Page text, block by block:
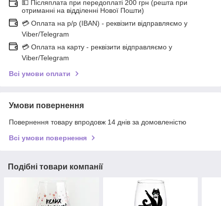
💵 Післяплата при передоплаті 200 грн (решта при
отриманні на відділенні Нової Пошти)
💳 Оплата на р/р (IBAN) - реквізити відправляємо у
Viber/Telegram
💳 Оплата на карту - реквізити відправляємо у
Viber/Telegram
Всі умови оплати
Умови повернення
Повернення товару впродовж 14 днів за домовленістю
Всі умови повернення
Подібні товари компанії